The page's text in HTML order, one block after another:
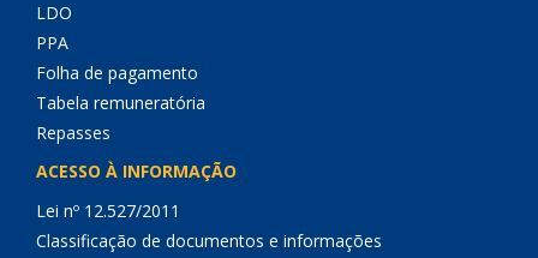
LDO
PPA
Folha de pagamento
Tabela remuneratória
Repasses
ACESSO À INFORMAÇÃO
Lei nº 12.527/2011
Classificação de documentos e informações